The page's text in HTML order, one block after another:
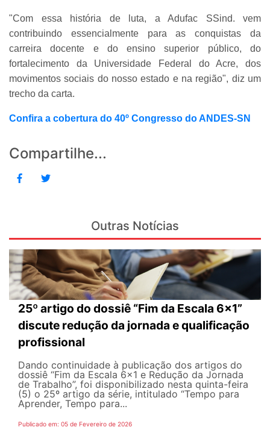
"Com essa história de luta, a Adufac SSind. vem
contribuindo essencialmente para as conquistas da
carreira docente e do ensino superior público, do
fortalecimento da Universidade Federal do Acre, dos
movimentos sociais do nosso estado e na região", diz um
trecho da carta.
Confira a cobertura do 40º Congresso do ANDES-SN
Compartilhe...
Outras Notícias
25º artigo do dossiê “Fim da Escala 6×1”
discute redução da jornada e qualificação
profissional
Dando continuidade à publicação dos artigos do
dossiê “Fim da Escala 6×1 e Redução da Jornada
de Trabalho”, foi disponibilizado nesta quinta-feira
(5) o 25º artigo da série, intitulado “Tempo para
Aprender, Tempo para...
Publicado em: 05 de Fevereiro de 2026